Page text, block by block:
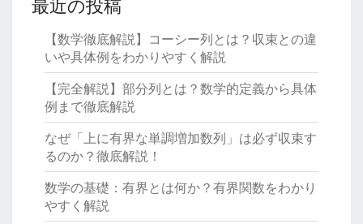
最近の投稿
【数学徹底解説】コーシー列とは？収束との違
いや具体例をわかりやすく解説
【完全解説】部分列とは？数学的定義から具体
例まで徹底解説
なぜ「上に有界な単調増加数列」は必ず収束す
るのか？徹底解説！
数学の基礎：有界とは何か？有界関数をわかり
やすく解説